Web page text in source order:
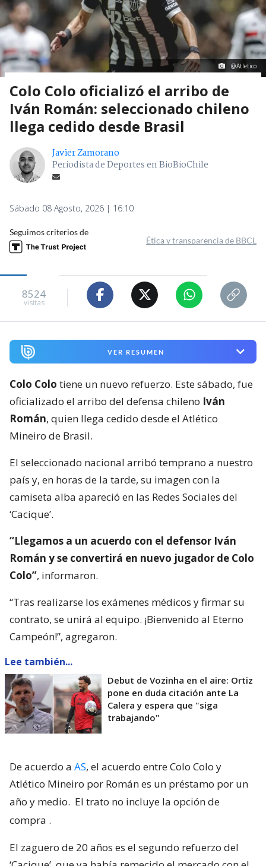
@Atletico
Colo Colo oficializó el arribo de
Iván Román: seleccionado chileno
llega cedido desde Brasil
Javier Zamorano
Periodista de Deportes en BioBioChile
Sábado 08 Agosto, 2026 | 16:10
Seguimos criterios de
Ética y transparencia de BBCL
8524
visitas
VER RESUMEN
Colo Colo tiene un nuevo refuerzo. Este sábado, fue
oficializado el arribo del defensa chileno Iván
Román, quien llega cedido desde el Atlético
Mineiro de Brasil.
El seleccionado nacional arribó temprano a nuestro
país y, en horas de la tarde, su imagen con la
camiseta alba apareció en las Redes Sociales del
‘Cacique’.
“Llegamos a un acuerdo con el defensor Iván
Román y se convertirá en nuevo jugador de Colo
Colo”, informaron.
“Tras realizarse los exámenes médicos y firmar su
contrato, se unirá al equipo. ¡Bienvenido al Eterno
Campeón!”, agregaron.
Lee también...
Debut de Vozinha en el aire: Ortiz
pone en duda citación ante La
Calera y espera que "siga
trabajando"
De acuerdo a AS, el acuerdo entre Colo Colo y
Atlético Mineiro por Román es un préstamo por un
año y medio. El trato no incluye la opción de
compra .
El zaguero de 20 años es el segundo refuerzo del